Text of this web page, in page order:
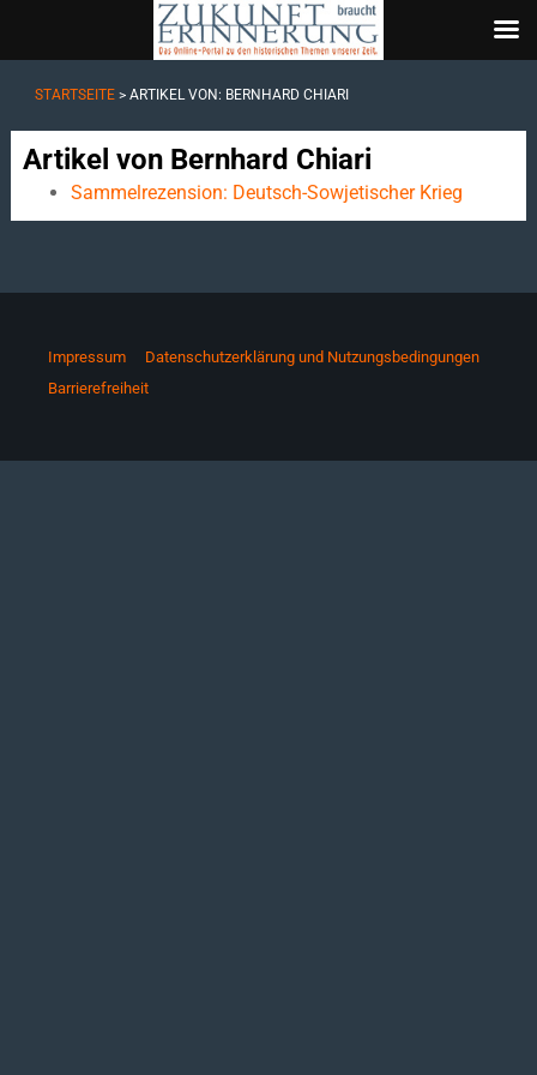
STARTSEITE> ARTIKEL VON: BERNHARD CHIARI
Artikel von Bernhard Chiari
Sammelrezension: Deutsch-Sowjetischer Krieg
Impressum
Datenschutzerklärung und Nutzungsbedingungen
Barrierefreiheit